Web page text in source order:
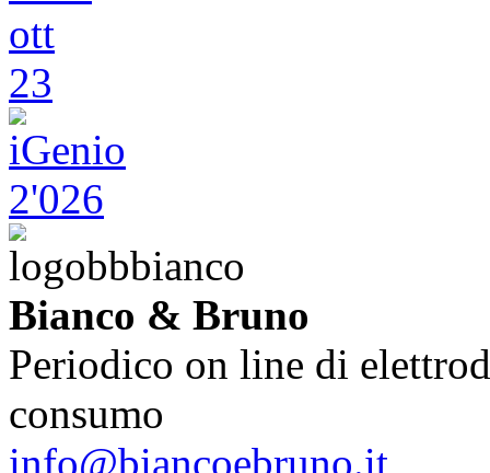
Bianco & Bruno
Periodico on line di
consumo
info@biancoebruno.it